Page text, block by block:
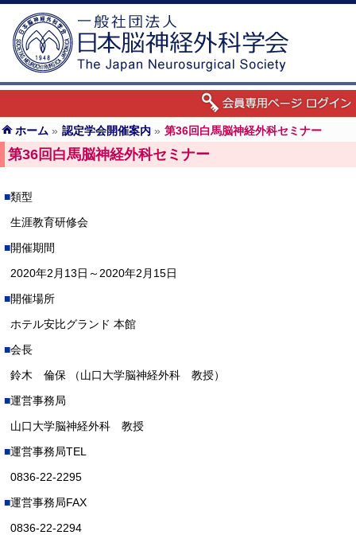
ホーム » 認定学会開催案内 » 第36回白馬脳神経外科セミナー
第36回白馬脳神経外科セミナー
類型
生涯教育研修会
開催期間
2020年2月13日～2020年2月15日
開催場所
ホテル安比グランド 本館
会長
鈴木 倫保 （山口大学脳神経外科 教授）
運営事務局
山口大学脳神経外科 教授
運営事務局TEL
0836-22-2295
運営事務局FAX
0836-22-2294